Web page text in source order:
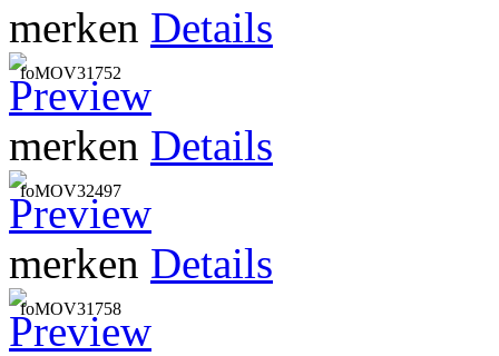
merken Details
foMOV31752
merken Details
foMOV32497
merken Details
foMOV31758